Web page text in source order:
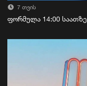
7 თვის
ფორმულა 14:00 საათზე